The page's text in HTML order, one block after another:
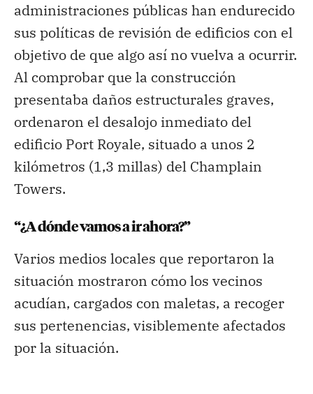
administraciones públicas han endurecido
sus políticas de revisión de edificios con el
objetivo de que algo así no vuelva a ocurrir.
Al comprobar que la construcción
presentaba daños estructurales graves,
ordenaron el desalojo inmediato del
edificio Port Royale, situado a unos 2
kilómetros (1,3 millas) del Champlain
Towers.
“¿A dónde vamos a ir ahora?”
Varios medios locales que reportaron la
situación mostraron cómo los vecinos
acudían, cargados con maletas, a recoger
sus pertenencias, visiblemente afectados
por la situación.